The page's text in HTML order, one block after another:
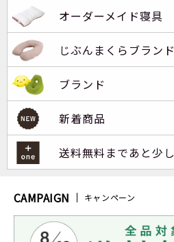
オーダーメイド寝具
じぶんまくらブランド
ブランド
新着商品
送料無料まであと少し
CAMPAIGN キャンペーン